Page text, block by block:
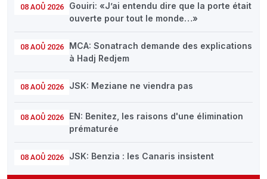
08 AOÛ 2026
Gouiri: «J’ai entendu dire que la porte était
ouverte pour tout le monde…»
08 AOÛ 2026
MCA: Sonatrach demande des explications
à Hadj Redjem
08 AOÛ 2026 JSK: Meziane ne viendra pas
08 AOÛ 2026
EN: Benitez, les raisons d'une élimination
prématurée
08 AOÛ 2026 JSK: Benzia : les Canaris insistent